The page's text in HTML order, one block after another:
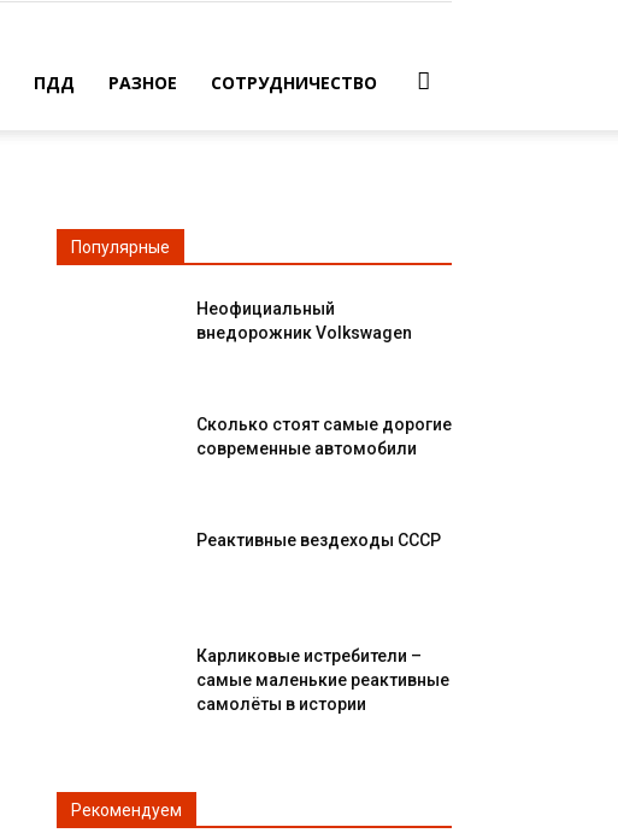
ПДД РАЗНОЕ СОТРУДНИЧЕСТВО
Популярные
Неофициальный
внедорожник Volkswagen
Сколько стоят самые дорогие
современные автомобили
Реактивные вездеходы СССР
Карликовые истребители –
самые маленькие реактивные
самолёты в истории
Рекомендуем